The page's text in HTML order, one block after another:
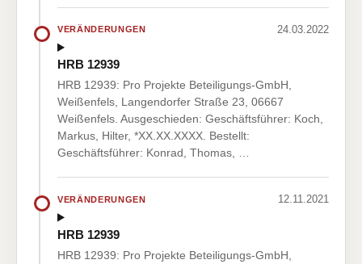
VERÄNDERUNGEN 24.03.2022
HRB 12939
HRB 12939: Pro Projekte Beteiligungs-GmbH,
Weißenfels, Langendorfer Straße 23, 06667
Weißenfels. Ausgeschieden: Geschäftsführer: Koch,
Markus, Hilter, *XX.XX.XXXX. Bestellt:
Geschäftsführer: Konrad, Thomas, …
VERÄNDERUNGEN 12.11.2021
HRB 12939
HRB 12939: Pro Projekte Beteiligungs-GmbH,